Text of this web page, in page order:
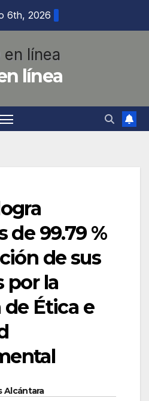
6th, 2026
línea
de 99.79 %
de sus
por la
Ética e
Alcántara